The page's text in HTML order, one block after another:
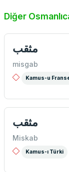
Diğer
مثقب
misgab
Kamus-u
مثقب
Miskab
Kamus-ı Türki